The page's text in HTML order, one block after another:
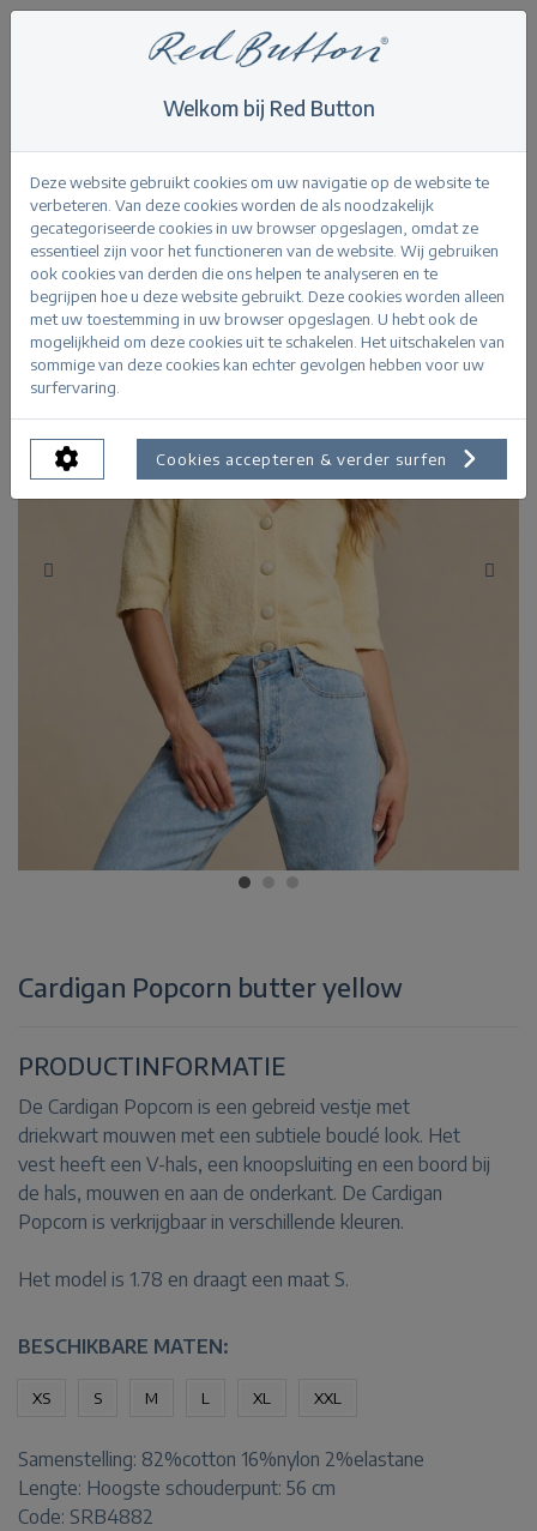
Knitwear > Cardigan Popcorn
Terug
Cardigan Popcorn butter yellow
PRODUCTINFORMATIE
De Cardigan Popcorn is een gebreid vestje met
driekwart mouwen met een subtiele bouclé look. Het
vest heeft een V-hals, een knoopsluiting en een boord bij
de hals, mouwen en aan de onderkant. De Cardigan
Popcorn is verkrijgbaar in verschillende kleuren.
Het model is 1.78 en draagt een maat S.
BESCHIKBARE MATEN:
XS S M L XL XXL
Samenstelling: 82%cotton 16%nylon 2%elastane
Lengte: Hoogste schouderpunt: 56 cm
Code: SRB4882
Welkom bij Red Button
Deze website gebruikt cookies om uw navigatie op de website te
verbeteren. Van deze cookies worden de als noodzakelijk
gecategoriseerde cookies in uw browser opgeslagen, omdat ze
essentieel zijn voor het functioneren van de website. Wij gebruiken
ook cookies van derden die ons helpen te analyseren en te
begrijpen hoe u deze website gebruikt. Deze cookies worden alleen
met uw toestemming in uw browser opgeslagen. U hebt ook de
mogelijkheid om deze cookies uit te schakelen. Het uitschakelen van
sommige van deze cookies kan echter gevolgen hebben voor uw
surfervaring.
Cookies accepteren & verder surfen